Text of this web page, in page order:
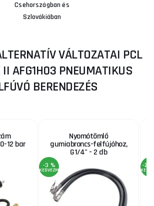
Csehországban és
Szlovákiában
VÁLTOZATAI PCL
II AFG1H03 PNEUMATIKUS
BERENDEZÉS
12 bar
Nyomótömlő
gumiabroncs-felfújóhoz,
G1/4" - 2 db
-3 %
KEDVEZMÉNY
-26